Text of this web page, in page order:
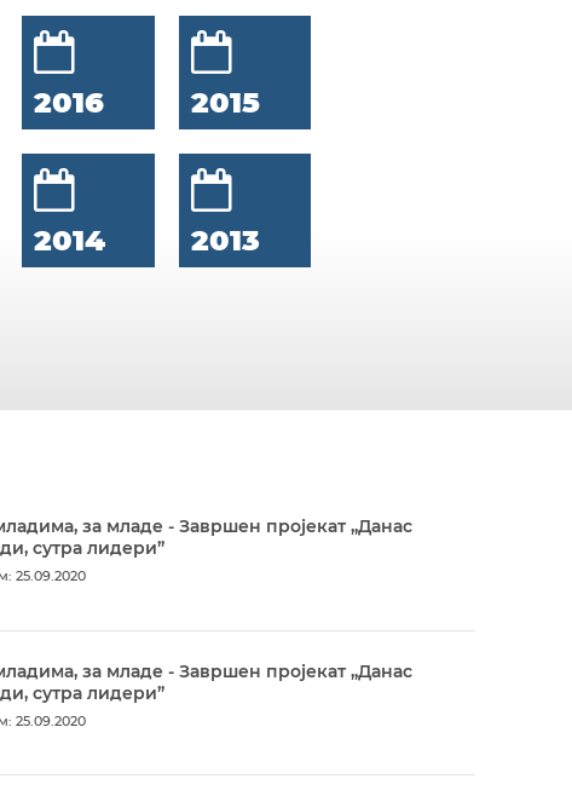
2016 2015
2014 2013
за младе - Завршен пројекат „Данас
сутра лидери”
25.09.2020
за младе - Завршен пројекат „Данас
сутра лидери”
25.09.2020